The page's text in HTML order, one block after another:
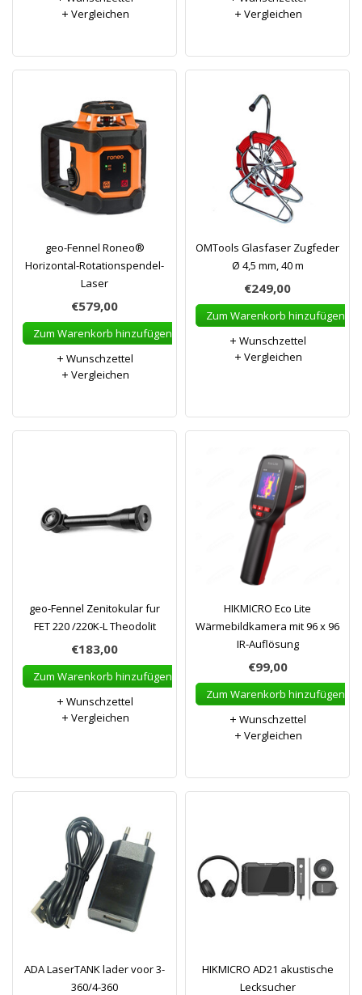
Vergleichen
Vergleichen
geo-Fennel Roneo®
Horizontal-Rotationspendel-
Laser
€579,00
Zum Warenkorb hinzufügen
Wunschzettel
Vergleichen
OMTools Glasfaser Zugfeder
Ø 4,5 mm, 40 m
€249,00
Zum Warenkorb hinzufügen
Wunschzettel
Vergleichen
geo-Fennel Zenitokular fur
FET 220 /220K-L Theodolit
€183,00
Zum Warenkorb hinzufügen
Wunschzettel
Vergleichen
HIKMICRO Eco Lite
Wärmebildkamera mit 96 x 96
IR-Auflösung
€99,00
Zum Warenkorb hinzufügen
Wunschzettel
Vergleichen
ADA LaserTANK lader voor 3-
360/4-360
HIKMICRO AD21 akustische
Lecksucher